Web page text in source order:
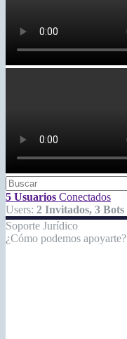
5 Usuarios Conectados
Users: 2 Invitados, 3 Bots
Soporte Jurídico
¿Cómo podemos apoyarte?